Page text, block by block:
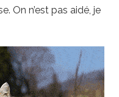
On n’est pas aidé, je